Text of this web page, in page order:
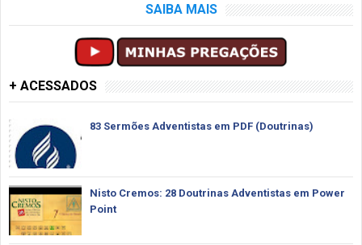
SAIBA MAIS
+ ACESSADOS
83 Sermões Adventistas em PDF (Doutrinas)
Nisto Cremos: 28 Doutrinas Adventistas em Power
Point